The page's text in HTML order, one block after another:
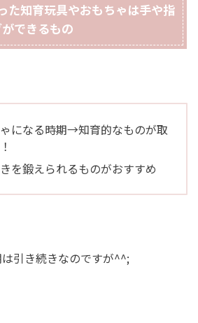
た知育玩具やおもちゃは手や指
できるもの
になる時期→知育的なものが取
を鍛えられるものがおすすめ
引き続きなのですが^^;